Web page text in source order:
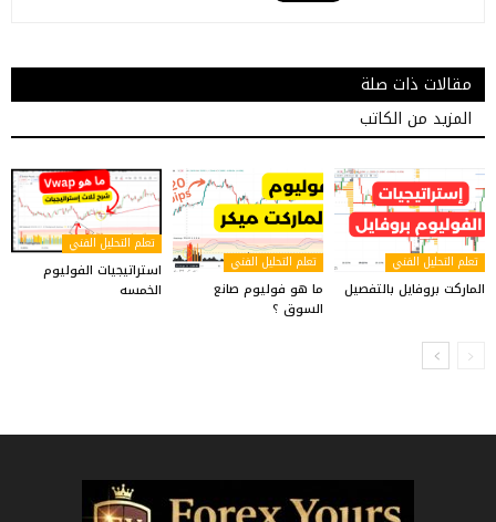
مقالات ذات صلة
المزيد من الكاتب
تعلم التحليل الفني
استراتيجيات الفوليوم
الخمسه
تعلم التحليل الفني
ما هو فوليوم صانع
السوق ؟
تعلم التحليل الفني
الماركت بروفايل بالتفصيل